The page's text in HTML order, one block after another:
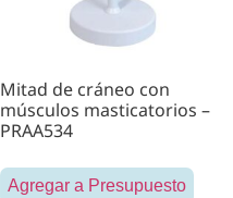
Mitad de cráneo con
músculos masticatorios –
PRAA534
Agregar a Presupuesto